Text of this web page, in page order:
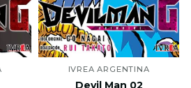
IVREA ARGENTINA
Devil Man 02